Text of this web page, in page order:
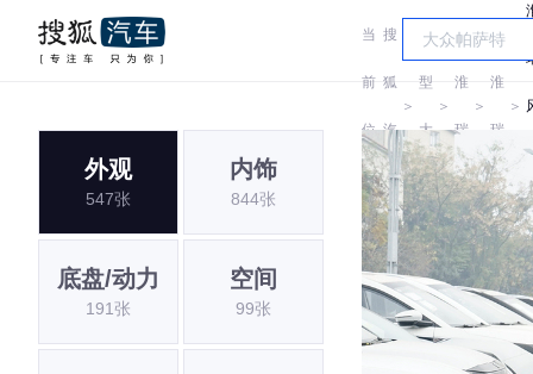
当
前
位
置:
搜
狐
汽
车
＞
车
型
大
全
＞
江
淮
瑞
风
＞
江
淮
瑞
风
＞
外观
547张
内饰
844张
底盘/动力
191张
空间
99张